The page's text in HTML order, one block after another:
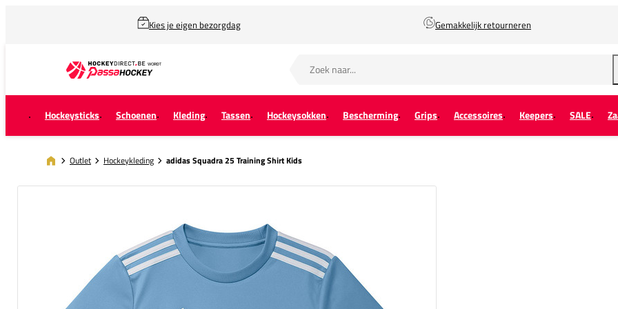
Kies je eigen bezorgdag Gemakkelijk retourneren
Hockeysticks Schoenen Kleding Tassen Hockeysokken Bescherming Grips Accessoires Keepers SALE
Outlet Hockeykleding adidas Squadra 25 Training Shirt Kids